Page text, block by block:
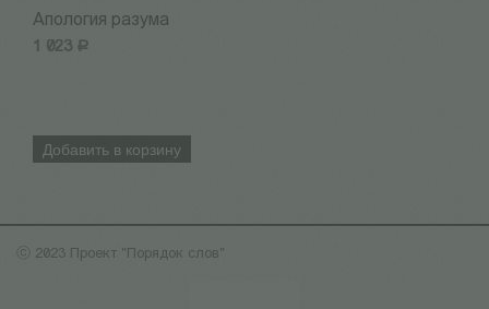
Апология разума
1 023 Р
Добавить в корзину
ⓒ 2023 Проект "Порядок слов"